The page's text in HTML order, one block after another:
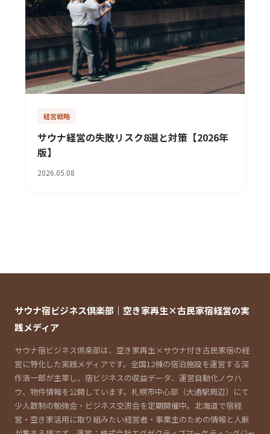
経営戦略
サウナ経営の失敗リスク8選と対策【2026年
版】
2026.05.08
サウナ宿ビジネス倶楽部｜空き家再生×古民家宿経営の実
践メディア
サウナ宿ビジネス倶楽部は、空き家再生×サウナ付き古民家宿の経
営に特化した実践メディアです。全国12棟の宿泊施設を運営する深
作浩一郎が主宰し、宿ビジネスの収益データ、運営自動化ノウハ
ウ、物件情報を公開しています。札幌市中心部（大通駅周辺）にて
少人数制の勉強会・ビジネス交流会を定期開催中。北海道で宿経
営・空き家活用に取り組みたい経営者・事業主のための情報と人脈